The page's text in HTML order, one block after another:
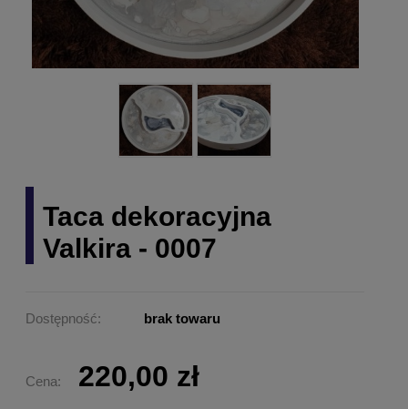
Taca dekoracyjna
Valkira - 0007
Dostępność: brak towaru
Cena: 220,00 zł